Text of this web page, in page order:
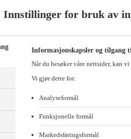
Innstillinger for bruk av
Informasjonskapsler og tilgang
Når du besøker våre nettsider, kan
Vi gjør dette for:
Analyseformål
Funksjonelle formål
Markedsføringsformål